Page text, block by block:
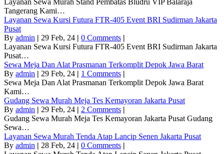
Tangerang Kami…
Layanan Sewa Kursi Futura FTR-405 Event BRI Sudirman Jakarta
Pusat
By admin | 29 Feb, 24 | 0 Comments |
Layanan Sewa Kursi Futura FTR-405 Event BRI Sudirman Jakarta
Pusat…
Sewa Meja Dan Alat Prasmanan Terkomplit Depok Jawa Barat
By admin | 29 Feb, 24 | 1 Comments |
Sewa Meja Dan Alat Prasmanan Terkomplit Depok Jawa Barat
Kami…
Gudang Sewa Murah Meja Tes Kemayoran Jakarta Pusat
By admin | 29 Feb, 24 | 2 Comments |
Gudang Sewa Murah Meja Tes Kemayoran Jakarta Pusat Gudang
Sewa…
Layanan Sewa Murah Tenda Atap Lancip Senen Jakarta Pusat
By admin | 28 Feb, 24 | 0 Comments |